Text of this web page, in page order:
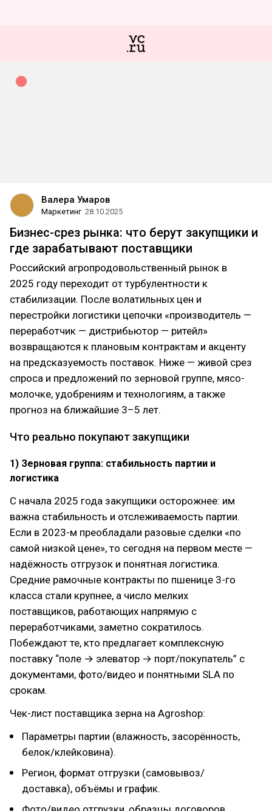
Валера Умаров
Маркетинг 28.10.2025
Бизнес-срез рынка: что берут закупщики и
где зарабатывают поставщики
Российский агропродовольственный рынок в
2025 году переходит от турбулентности к
стабилизации. После волатильных цен и
перестройки логистики цепочки «производитель —
переработчик — дистрибьютор — ритейл»
возвращаются к плановым контрактам и акценту
на предсказуемость поставок. Ниже — живой срез
спроса и предложений по зерновой группе, мясо-
молочке, удобрениям и технологиям, а также
прогноз на ближайшие 3–5 лет.
Что реально покупают закупщики
1) Зерновая группа: стабильность партии и
логистика
С начала 2025 года закупщики осторожнее: им
важна стабильность и отслеживаемость партии.
Если в 2023-м преобладали разовые сделки «по
самой низкой цене», то сегодня на первом месте —
надёжность отгрузок и понятная логистика.
Средние рамочные контракты по пшенице 3-го
класса стали крупнее, а число мелких
поставщиков, работающих напрямую с
переработчиками, заметно сократилось.
Побеждают те, кто предлагает комплексную
поставку “поле → элеватор → порт/покупатель” с
документами, фото/видео и понятными SLA по
срокам.
Чек-лист поставщика зерна на Agroshop:
Параметры партии (влажность, засорённость,
белок/клейковина).
Регион, формат отгрузки (самовывоз/
доставка), объёмы и график.